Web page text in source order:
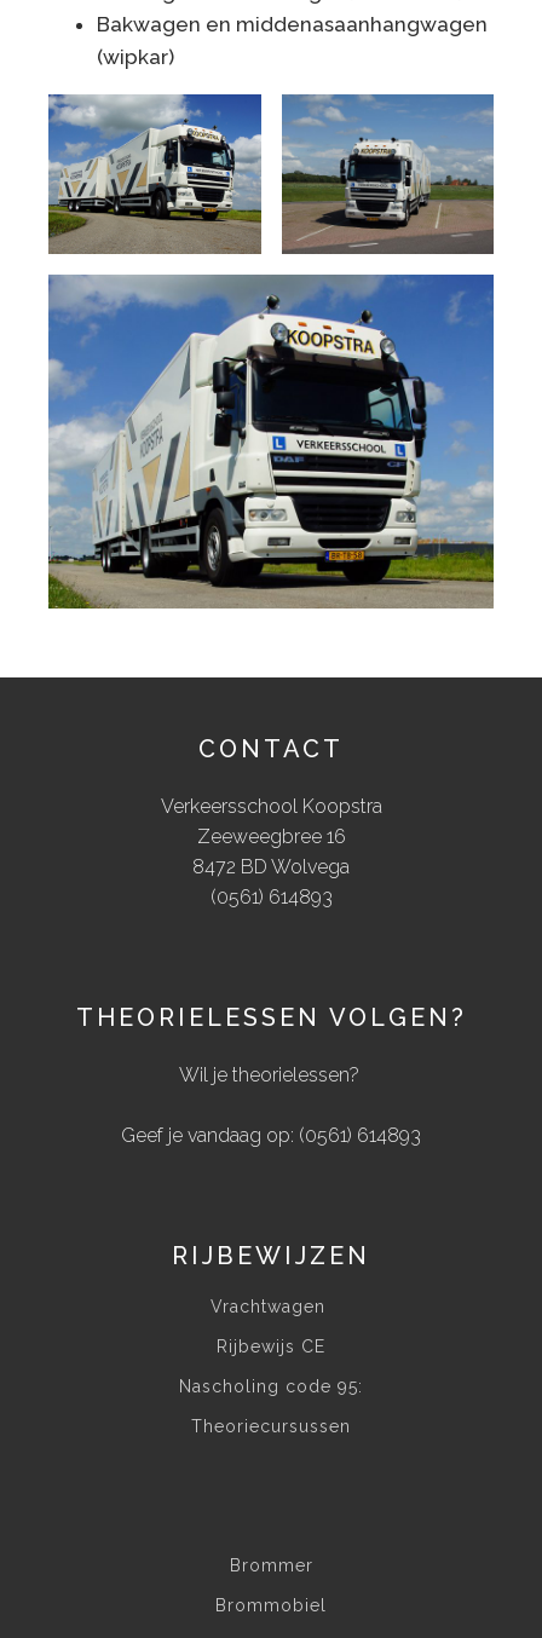
Bakwagen en middenasaanhangwagen
(wipkar)
CONTACT
Verkeersschool Koopstra
Zeeweegbree 16
8472 BD Wolvega
(0561) 614893
THEORIELESSEN VOLGEN?
Wil je theorielessen?
Geef je vandaag op: (0561) 614893
RIJBEWIJZEN
Vrachtwagen
Rijbewijs CE
Nascholing code 95:
Theoriecursussen
Brommer
Brommobiel